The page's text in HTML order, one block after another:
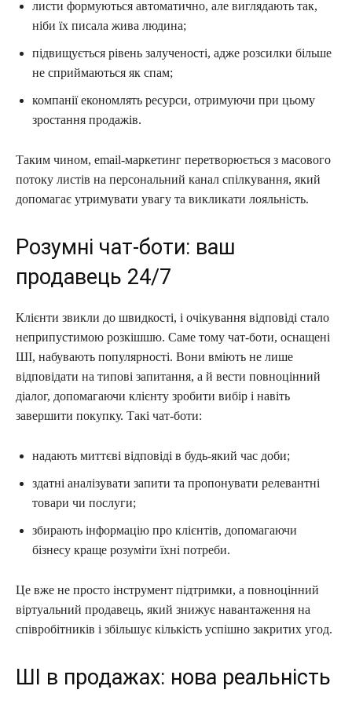
листи формуються автоматично, але виглядають так,
ніби їх писала жива людина;
підвищується рівень залученості, адже розсилки більше
не сприймаються як спам;
компанії економлять ресурси, отримуючи при цьому
зростання продажів.
Таким чином, email-маркетинг перетворюється з масового
потоку листів на персональний канал спілкування, який
допомагає утримувати увагу та викликати лояльність.
Розумні чат-боти: ваш
продавець 24/7
Клієнти звикли до швидкості, і очікування відповіді стало
неприпустимою розкішшю. Саме тому чат-боти, оснащені
ШІ, набувають популярності. Вони вміють не лише
відповідати на типові запитання, а й вести повноцінний
діалог, допомагаючи клієнту зробити вибір і навіть
завершити покупку. Такі чат-боти:
надають миттєві відповіді в будь-який час доби;
здатні аналізувати запити та пропонувати релевантні
товари чи послуги;
збирають інформацію про клієнтів, допомагаючи
бізнесу краще розуміти їхні потреби.
Це вже не просто інструмент підтримки, а повноцінний
віртуальний продавець, який знижує навантаження на
співробітників і збільшує кількість успішно закритих угод.
ШІ в продажах: нова реальність